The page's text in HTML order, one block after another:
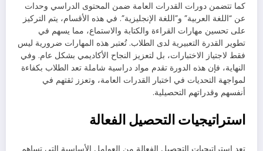
كما تتضمن دورات القدرات العامة ضمن المحتوى الدراسي وحدات
عن “اللغة العربية” و”اللغة الإنجليزية”. في هذه الأقسام، يتم التركيز
على تحسين مهارات القراءة والكتابة والاستماع، مما يسهم في
تطوير القدرة التعبيرية لدى الطلاب. تُعتبر هذه المهارات ضرورية ليس
فقط لاجتياز الاختبارات، بل لتعزيز النجاح الأكاديمي بشكل عام. وفي
النهاية، فإن هذه الدورة تقدم مواد دراسية شاملة تعد الطلاب بكفاءة
لمواجهة التحديات في اختبار القدرات العامة، وتعزز ثقتهم في
أنفسهم وقدراتهم التحصيلية.
استراتيجيات التحصيل الفعالة